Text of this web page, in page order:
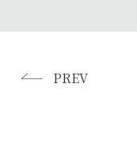
PREV